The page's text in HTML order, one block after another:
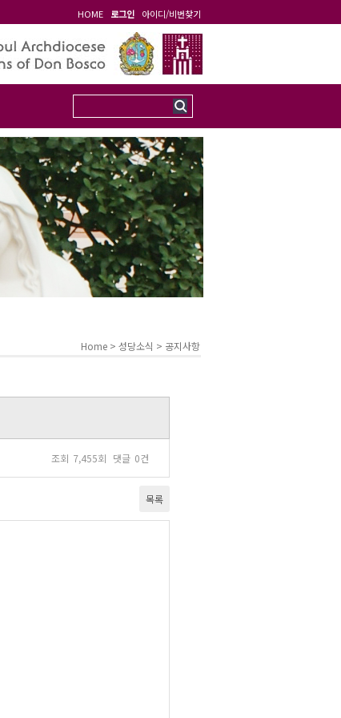
HOME 로그인 아이디/비번찾기
Home > 성당소식 > 공지사항
조회 7,455회 댓글 0건
목록